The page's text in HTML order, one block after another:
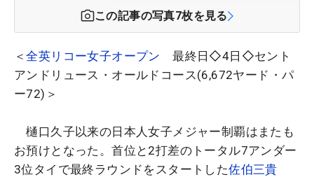
この記事の写真7枚を見る
＜全英リコー女子オープン 最終日◇4日◇セント
アンドリュース・オールドコース(6,672ヤード・パ
ー72)＞
樋口久子以来の日本人女子メジャー制覇はまたも
お預けとなった。首位と2打差のトータル7アンダー
3位タイで最終ラウンドをスタートした佐伯三貴